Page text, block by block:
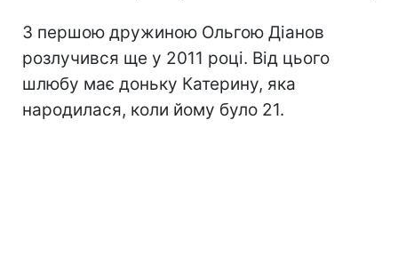
З першою дружиною Ольгою Діанов
розлучився ще у 2011 році. Від цього
шлюбу має доньку Катерину, яка
народилася, коли йому було 21.